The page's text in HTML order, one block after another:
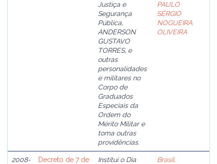
Justiça e
Segurança
Pública,
ANDERSON
GUSTAVO
TORRES, e
outras
personalidades
e militares no
Corpo de
Graduados
Especiais da
Ordem do
Mérito Militar e
toma outras
providências.
PAULO
SÉRGIO
NOGUEIRA
OLIVEIRA
2008-
Decreto de 7 de
Institui o Dia
Brasil.